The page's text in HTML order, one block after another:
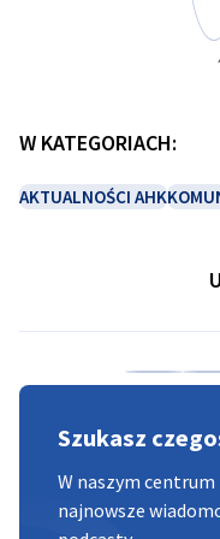
W KATEGORIACH:
AKTUALNOŚCI AHK
Szukasz
W naszym
najnowsze